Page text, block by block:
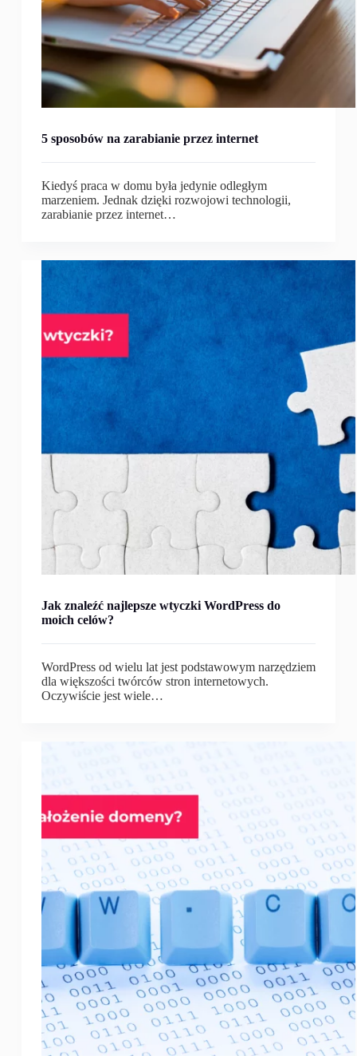
5 sposobów na zarabianie przez internet
Kiedyś praca w domu była jedynie odległym
marzeniem. Jednak dzięki rozwojowi technologii,
zarabianie przez internet…
Jak znaleźć najlepsze wtyczki WordPress do
moich celów?
WordPress od wielu lat jest podstawowym narzędziem
dla większości twórców stron internetowych.
Oczywiście jest wiele…